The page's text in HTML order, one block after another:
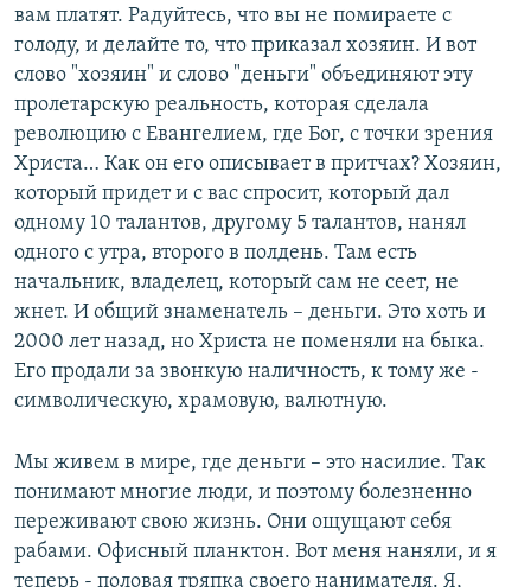
вам платят. Радуйтесь, что вы не помираете с
голоду, и делайте то, что приказал хозяин. И вот
слово "хозяин" и слово "деньги" объединяют эту
пролетарскую реальность, которая сделала
революцию с Евангелием, где Бог, с точки зрения
Христа… Как он его описывает в притчах? Хозяин,
который придет и с вас спросит, который дал
одному 10 талантов, другому 5 талантов, нанял
одного с утра, второго в полдень. Там есть
начальник, владелец, который сам не сеет, не
жнет. И общий знаменатель – деньги. Это хоть и
2000 лет назад, но Христа не поменяли на быка.
Его продали за звонкую наличность, к тому же -
символическую, храмовую, валютную.
Мы живем в мире, где деньги – это насилие. Так
понимают многие люди, и поэтому болезненно
переживают свою жизнь. Они ощущают себя
рабами. Офисный планктон. Вот меня наняли, и я
теперь - половая тряпка своего нанимателя. Я,